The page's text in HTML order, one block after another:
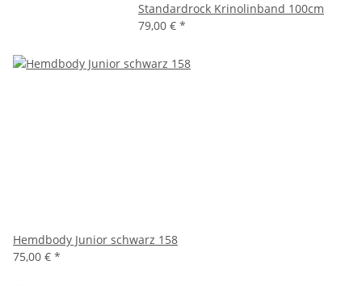
Standardrock Krinolinband 100cm
79,00 € *
Hemdbody Junior schwarz 158
75,00 € *